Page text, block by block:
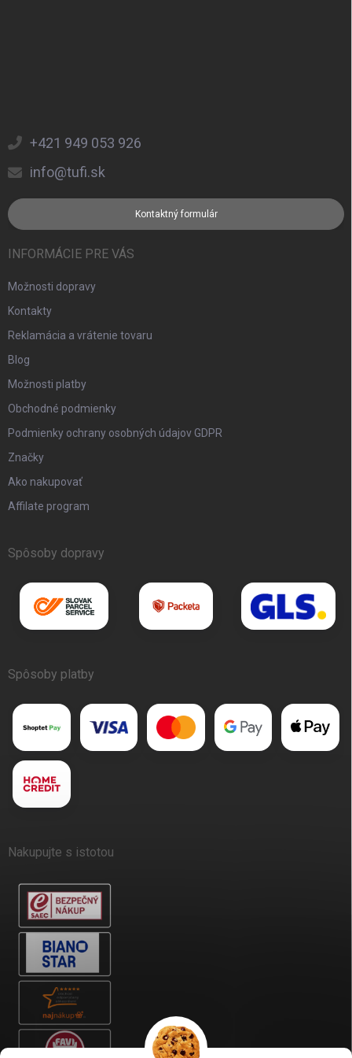
+421 949 053 926
info@tufi.sk
Kontaktný formulár
INFORMÁCIE PRE VÁS
Možnosti dopravy
Kontakty
Reklamácia a vrátenie tovaru
Blog
Možnosti platby
Obchodné podmienky
Podmienky ochrany osobných údajov GDPR
Značky
Ako nakupovať
Affilate program
Spôsoby dopravy
Spôsoby platby
Nakupujte s istotou